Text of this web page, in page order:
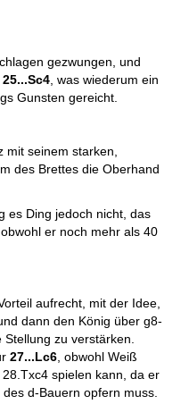
gezwungen, und
25...Sc4 , was wiederum ein
Gunsten gereicht.
mit seinem starken,
des Brettes die Oberhand
es Ding jedoch nicht, das
er noch mehr als 40
aufrecht, mit der Idee,
dann den König über g8-
zu verstärken.
27...Lc6 , obwohl Weiß
spielen kann, da er
d-Bauern opfern muss.